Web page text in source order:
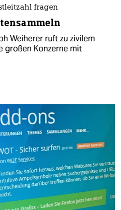
fragen
Weiherer ruft zu zivilem
großen Konzerne mit